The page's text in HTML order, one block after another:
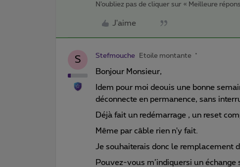
N’oubliez pas de cliquer sur « Meilleure
J'aime
S Stefmouche Etoile montante
Bonjour Monsieur,
Idem pour moi deouis une bonne
déconnecte en permanence, sans
Déjà fait un redémarrage , un reset
Même par câble rien n'y fait.
Je souhaiterais donc le remplacement
Pouvez-vous m’indiquersi un